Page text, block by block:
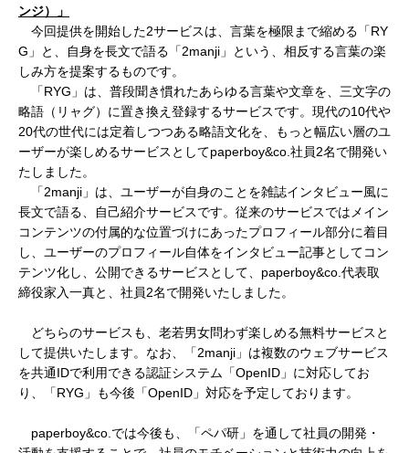
ンジ）」
今回提供を開始した2サービスは、言葉を極限まで縮める「RY
G」と、自身を長文で語る「2manji」という、相反する言葉の楽
しみ方を提案するものです。
「RYG」は、普段聞き慣れたあらゆる言葉や文章を、三文字の
略語（リャグ）に置き換え登録するサービスです。現代の10代や
20代の世代には定着しつつある略語文化を、もっと幅広い層のユ
ーザーが楽しめるサービスとしてpaperboy&co.社員2名で開発い
たしました。
「2manji」は、ユーザーが自身のことを雑誌インタビュー風に
長文で語る、自己紹介サービスです。従来のサービスではメイン
コンテンツの付属的な位置づけにあったプロフィール部分に着目
し、ユーザーのプロフィール自体をインタビュー記事としてコン
テンツ化し、公開できるサービスとして、paperboy&co.代表取
締役家入一真と、社員2名で開発いたしました。
どちらのサービスも、老若男女問わず楽しめる無料サービスと
して提供いたします。なお、「2manji」は複数のウェブサービス
を共通IDで利用できる認証システム「OpenID」に対応してお
り、「RYG」も今後「OpenID」対応を予定しております。
paperboy&co.では今後も、「ペパ研」を通して社員の開発・